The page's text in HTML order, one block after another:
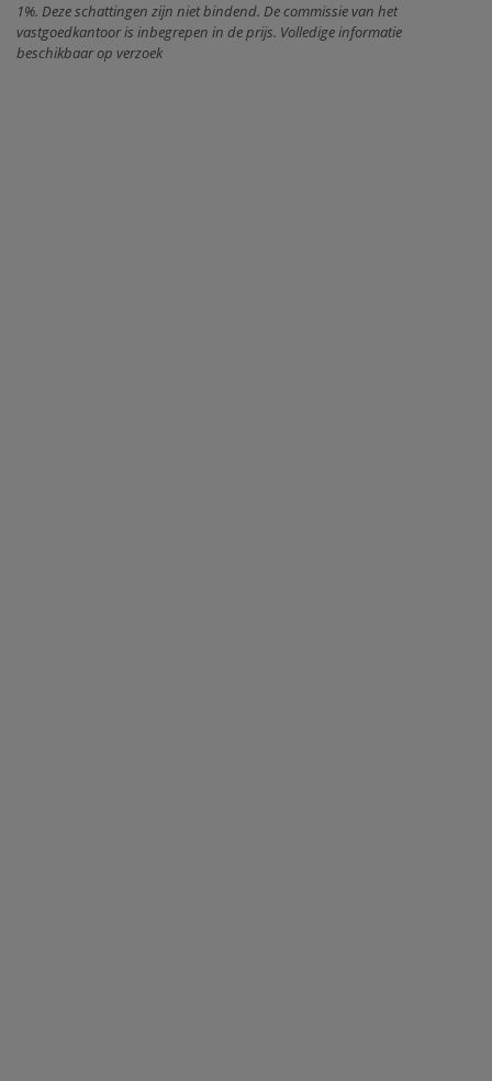
1%. Deze schattingen zijn niet bindend. De commissie van het
vastgoedkantoor is inbegrepen in de prijs. Volledige informatie
beschikbaar op verzoek